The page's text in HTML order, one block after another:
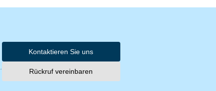
Kontaktieren Sie uns
Rückruf vereinbaren